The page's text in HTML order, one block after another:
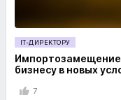
IT-ДИРЕКТОРУ
Импортозамещение
бизнесу в новых
7